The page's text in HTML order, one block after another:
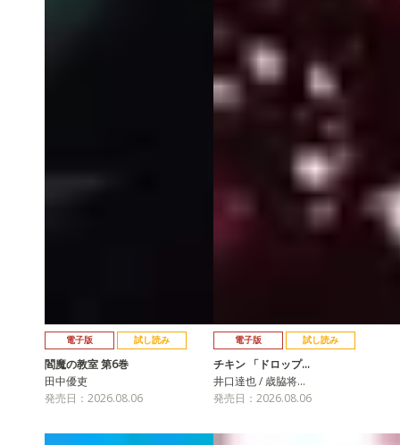
電子版 試し読み
閻魔の教室 第6巻
田中優吏
発売日：2026.08.06
電子版 試し読み
チキン 「ドロップ…
井口達也 / 歳脇将…
発売日：2026.08.06